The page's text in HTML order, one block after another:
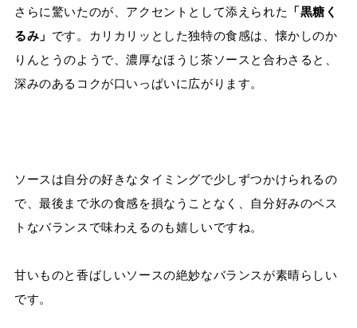
さらに驚いたのが、アクセントとして添えられた
「黒糖く
るみ」 です。カリカリッとした独特の食感は、懐かしのか
りんとうのようで、濃厚なほうじ茶ソースと合わさると、
深みのあるコクが口いっぱいに広がります。
ソースは自分の好きなタイミングで少しずつかけられるの
で、最後まで氷の食感を損なうことなく、自分好みのベス
トなバランスで味わえるのも嬉しいですね。
甘いものと香ばしいソースの絶妙なバランスが素晴らしい
です。